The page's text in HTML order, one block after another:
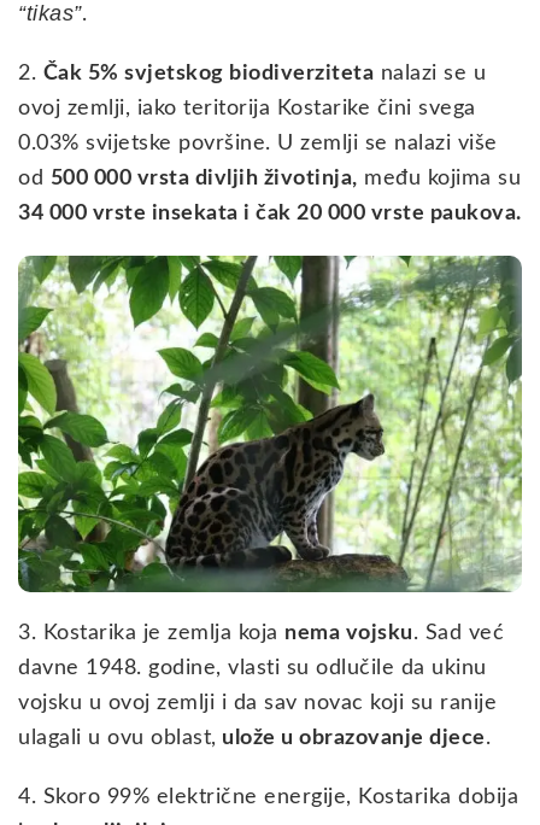
“tikas”.
2. Čak 5% svjetskog biodiverziteta nalazi se u
ovoj zemlji, iako teritorija Kostarike čini svega
0.03% svijetske površine. U zemlji se nalazi više
od 500 000 vrsta divljih životinja, među kojima su
34 000 vrste insekata i čak 20 000 vrste paukova.
3. Kostarika je zemlja koja nema vojsku. Sad već
davne 1948. godine, vlasti su odlučile da ukinu
vojsku u ovoj zemlji i da sav novac koji su ranije
ulagali u ovu oblast, ulože u obrazovanje djece.
4. Skoro 99% električne energije, Kostarika dobija